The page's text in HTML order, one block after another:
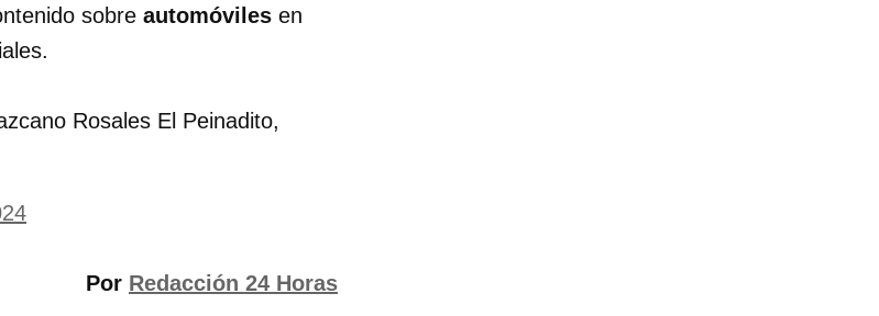
sobre automóviles en
Rosales El Peinadito,
Por Redacción 24 Horas